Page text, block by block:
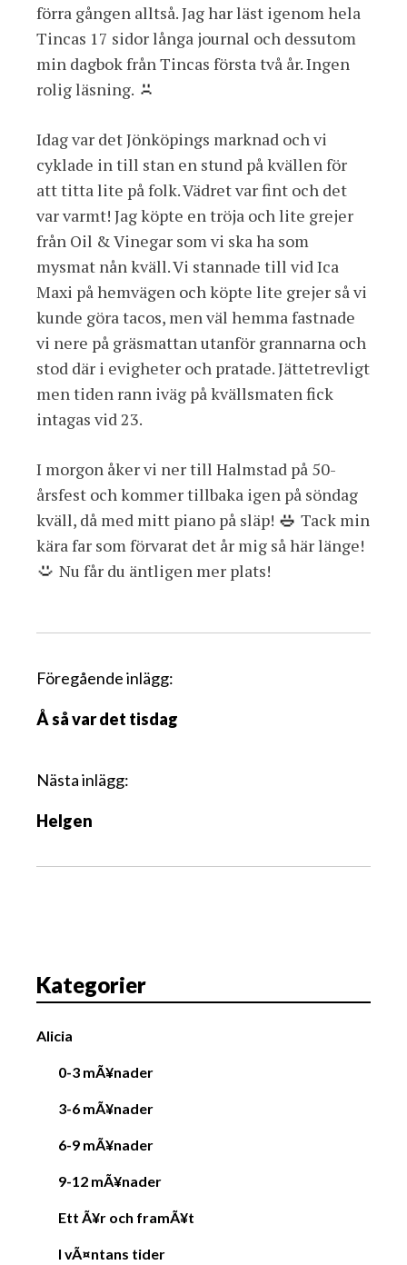
förra gången alltså. Jag har läst igenom hela
Tincas 17 sidor långa journal och dessutom
min dagbok från Tincas första två år. Ingen
rolig läsning.
Idag var det Jönköpings marknad och vi
cyklade in till stan en stund på kvällen för
att titta lite på folk. Vädret var fint och det
var varmt! Jag köpte en tröja och lite grejer
från Oil & Vinegar som vi ska ha som
mysmat nån kväll. Vi stannade till vid Ica
Maxi på hemvägen och köpte lite grejer så vi
kunde göra tacos, men väl hemma fastnade
vi nere på gräsmattan utanför grannarna och
stod där i evigheter och pratade. Jättetrevligt
men tiden rann iväg på kvällsmaten fick
intagas vid 23.
I morgon åker vi ner till Halmstad på 50-
årsfest och kommer tillbaka igen på söndag
kväll, då med mitt piano på släp!
Tack min
kära far som förvarat det år mig så här länge!
Nu får du äntligen mer plats!
I
l
g
s
a
t
o
Föregående inlägg:
Å så var det tisdag
Nästa inlägg:
Helgen
Kategorier
Alicia
0-3 mÃ¥nader
3-6 mÃ¥nader
6-9 mÃ¥nader
9-12 mÃ¥nader
Ett Ã¥r och framÃ¥t
I vÃ¤ntans tider